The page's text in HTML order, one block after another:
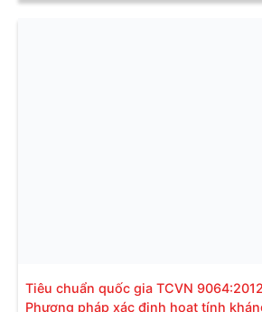
Tiêu chuẩn quốc gia TCVN
Phương pháp xác định hoạt tính